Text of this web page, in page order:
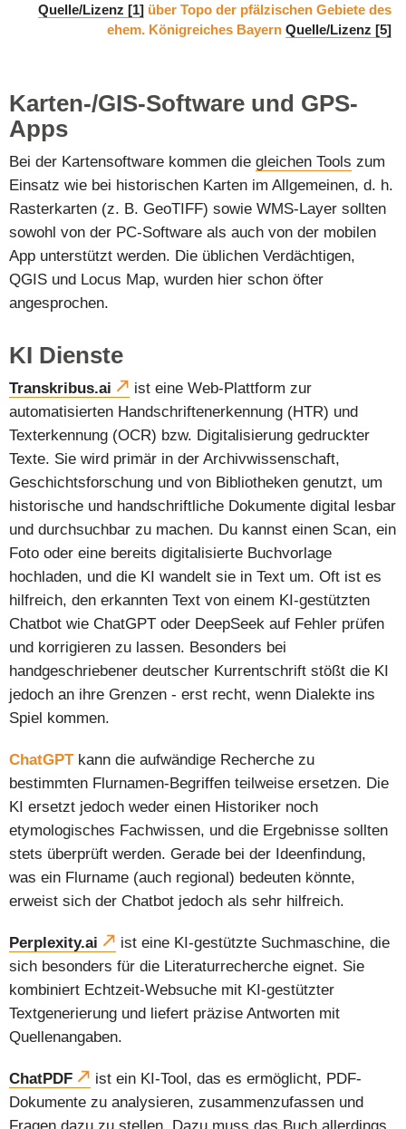
Quelle/Lizenz [1] über Topo der pfälzischen Gebiete des
ehem. Königreiches Bayern Quelle/Lizenz [5]
Karten-/GIS-Software und GPS-
Apps
Bei der Kartensoftware kommen die gleichen Tools zum
Einsatz wie bei historischen Karten im Allgemeinen, d. h.
Rasterkarten (z. B. GeoTIFF) sowie WMS-Layer sollten
sowohl von der PC-Software als auch von der mobilen
App unterstützt werden. Die üblichen Verdächtigen,
QGIS und Locus Map, wurden hier schon öfter
angesprochen.
KI Dienste
Transkribus.ai
ist eine Web-Plattform zur
automatisierten Handschriftenerkennung (HTR) und
Texterkennung (OCR) bzw. Digitalisierung gedruckter
Texte. Sie wird primär in der Archivwissenschaft,
Geschichtsforschung und von Bibliotheken genutzt, um
historische und handschriftliche Dokumente digital lesbar
und durchsuchbar zu machen. Du kannst einen Scan, ein
Foto oder eine bereits digitalisierte Buchvorlage
hochladen, und die KI wandelt sie in Text um. Oft ist es
hilfreich, den erkannten Text von einem KI-gestützten
Chatbot wie ChatGPT oder DeepSeek auf Fehler prüfen
und korrigieren zu lassen. Besonders bei
handgeschriebener deutscher Kurrentschrift stößt die KI
jedoch an ihre Grenzen - erst recht, wenn Dialekte ins
Spiel kommen.
ChatGPTkann die aufwändige Recherche zu
bestimmten Flurnamen-Begriffen teilweise ersetzen. Die
KI ersetzt jedoch weder einen Historiker noch
etymologisches Fachwissen, und die Ergebnisse sollten
stets überprüft werden. Gerade bei der Ideenfindung,
was ein Flurname (auch regional) bedeuten könnte,
erweist sich der Chatbot jedoch als sehr hilfreich.
Perplexity.ai
ist eine KI-gestützte Suchmaschine, die
sich besonders für die Literaturrecherche eignet. Sie
kombiniert Echtzeit-Websuche mit KI-gestützter
Textgenerierung und liefert präzise Antworten mit
Quellenangaben.
ChatPDF
ist ein KI-Tool, das es ermöglicht, PDF-
Dokumente zu analysieren, zusammenzufassen und
Fragen dazu zu stellen. Dazu muss das Buch allerdings